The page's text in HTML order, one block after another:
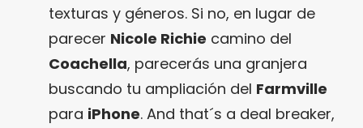
texturas y géneros. Si no, en lugar de
parecer Nicole Richie camino del
Coachella, parecerás una granjera
buscando tu ampliación del Farmville
para iPhone. And that´s a deal breaker,